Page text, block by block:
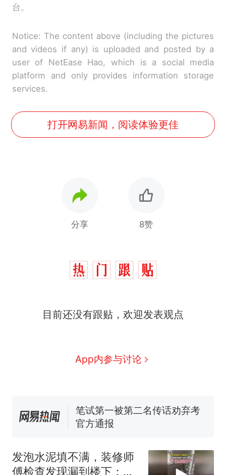
台。
Notice: The content above (including the pictures
and videos if any) is uploaded and posted by a
user of NetEase Hao, which is a social media
platform and only provides information storage
services.
打开网易新闻，阅读体验更佳
分享 8赞
目前还没有跟贴，欢迎发表观点
App内参与讨论
因老师一句“跟我回家”改写了
协会回应
美国渔民钓获鲨鱼徒手将其拽
佛山一中学招聘物理教师，笔
试前13名均遭淘汰？教育局：
核查
力已达15级 最新研判
热
那个在床头放菜刀的女孩，
发泡水泥填不满，装修师
傅检查发现漏到楼下：出